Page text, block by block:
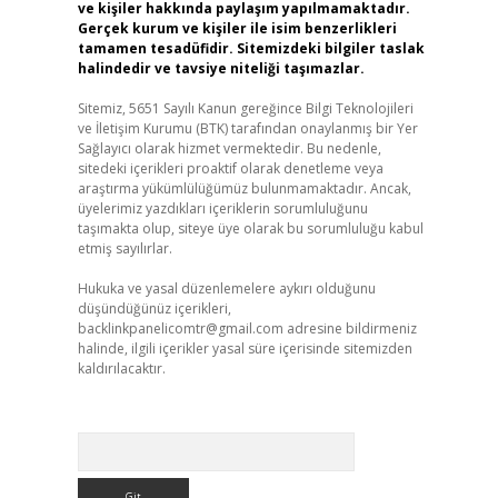
ve kişiler hakkında paylaşım yapılmamaktadır.
Gerçek kurum ve kişiler ile isim benzerlikleri
tamamen tesadüfidir. Sitemizdeki bilgiler taslak
halindedir ve tavsiye niteliği taşımazlar.
Sitemiz, 5651 Sayılı Kanun gereğince Bilgi Teknolojileri
ve İletişim Kurumu (BTK) tarafından onaylanmış bir Yer
Sağlayıcı olarak hizmet vermektedir. Bu nedenle,
sitedeki içerikleri proaktif olarak denetleme veya
araştırma yükümlülüğümüz bulunmamaktadır. Ancak,
üyelerimiz yazdıkları içeriklerin sorumluluğunu
taşımakta olup, siteye üye olarak bu sorumluluğu kabul
etmiş sayılırlar.
Hukuka ve yasal düzenlemelere aykırı olduğunu
düşündüğünüz içerikleri,
backlinkpanelicomtr@gmail.com adresine bildirmeniz
halinde, ilgili içerikler yasal süre içerisinde sitemizden
kaldırılacaktır.